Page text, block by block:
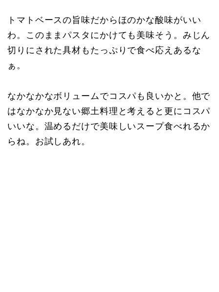
トマトベースの旨味だからほのかな酸味がいい
わ。このままパスタにかけても美味そう。みじん
切りにされた具材もたっぷりで食べ応えあるな
ぁ。
なかなかなボリュームでコスパも良いかと。他で
はなかなか見ない郷土料理と考えると更にコスパ
いいな。温めるだけで美味しいスープ食べれるか
らね。お試しあれ。